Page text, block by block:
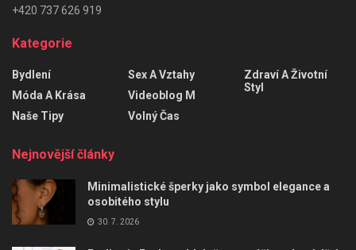
+420 737 626 919
Kategorie
Bydlení
Móda A Krása
Naše Tipy
Sex A Vztahy
Videoblog M
Volný Čas
Zdraví A Životní
Styl
Nejnovější články
Minimalistické šperky jako symbol elegance a
osobitého stylu
30. 7. 2026